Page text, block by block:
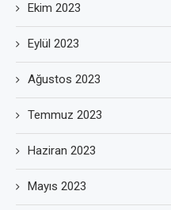
Ekim 2023
Eylül 2023
Ağustos 2023
Temmuz 2023
Haziran 2023
Mayıs 2023